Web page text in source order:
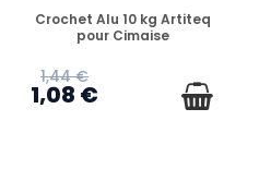
EN STOCK
Crochet Alu 10 kg Artiteq
pour Cimaise
1,44 €
1,08 €